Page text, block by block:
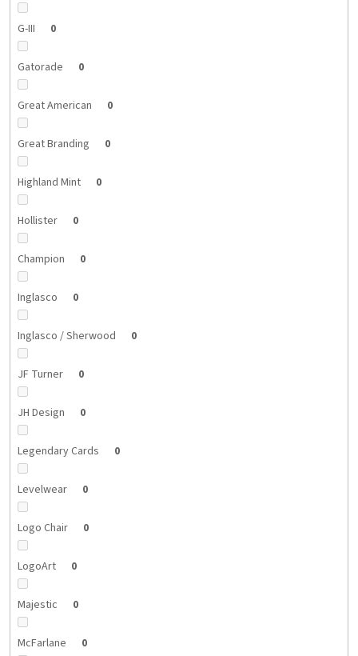
G-III 0
Gatorade 0
Great American 0
Great Branding 0
Highland Mint 0
Hollister 0
Champion 0
Inglasco 0
Inglasco / Sherwood 0
JF Turner 0
JH Design 0
Legendary Cards 0
Levelwear 0
Logo Chair 0
LogoArt 0
Majestic 0
McFarlane 0